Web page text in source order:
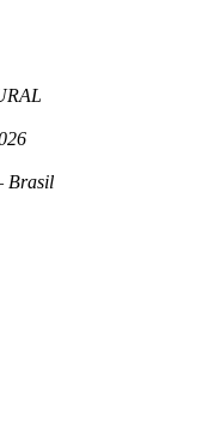
Brasil